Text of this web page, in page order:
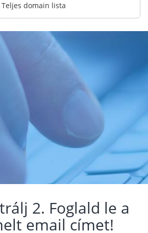
Teljes domain lista
2. Foglald le a
email címet!